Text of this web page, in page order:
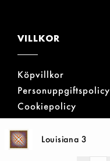
VILLKOR
Köpvillkor
Personuppgiftspolicy
Cookiepolicy
Louisiana 3